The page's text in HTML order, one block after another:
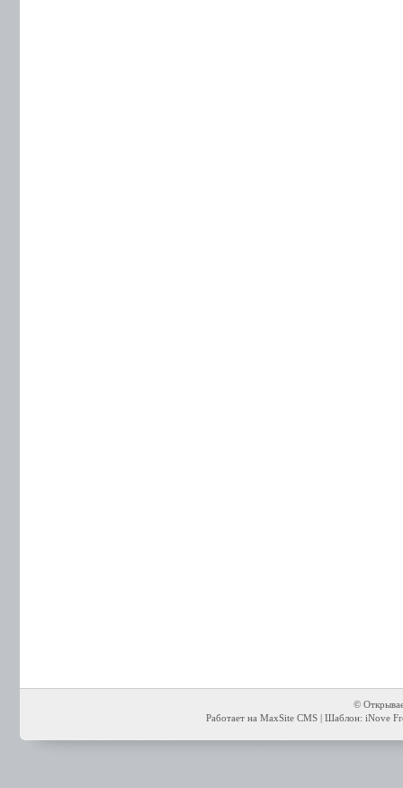
©
Работает на MaxSite CMS | Шаблон: iNove